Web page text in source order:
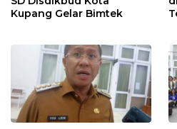
Kupang Gelar Bimtek